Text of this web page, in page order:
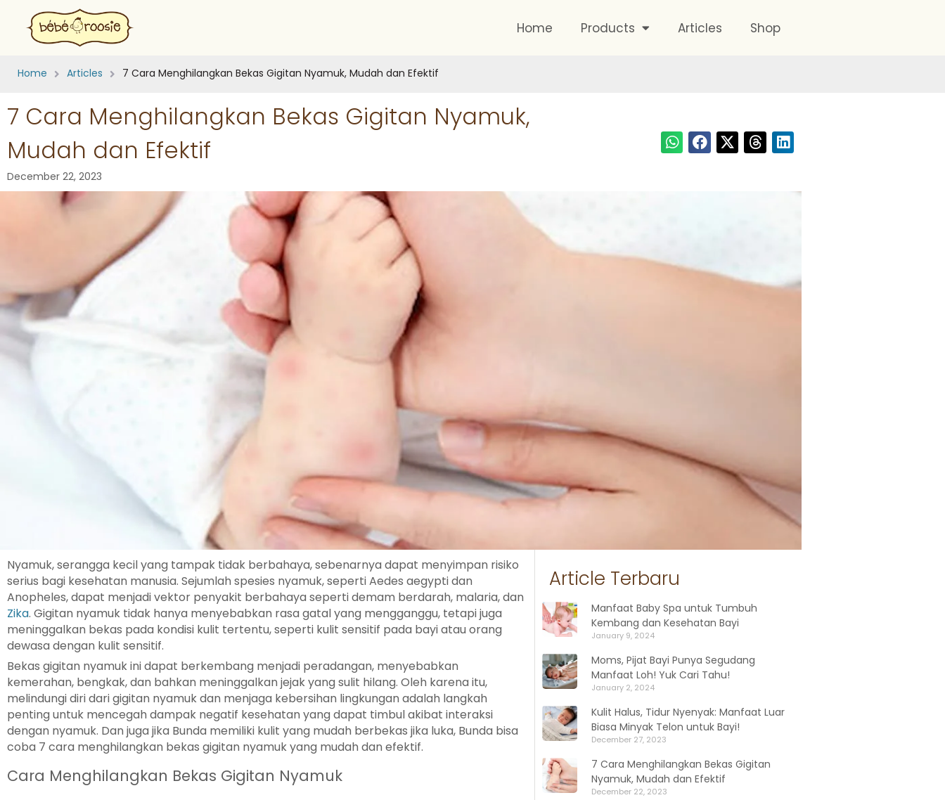
Home Products Articles Shop
Home Articles 7 Cara Menghilangkan Bekas Gigitan Nyamuk, Mudah dan Efektif
7 Cara Menghilangkan Bekas Gigitan Nyamuk,
Mudah dan Efektif
December 22, 2023
Nyamuk, serangga kecil yang tampak tidak berbahaya, sebenarnya dapat menyimpan risiko
serius bagi kesehatan manusia. Sejumlah spesies nyamuk, seperti Aedes aegypti dan
Anopheles, dapat menjadi vektor penyakit berbahaya seperti demam berdarah, malaria, dan
Zika. Gigitan nyamuk tidak hanya menyebabkan rasa gatal yang mengganggu, tetapi juga
meninggalkan bekas pada kondisi kulit tertentu, seperti kulit sensitif pada bayi atau orang
dewasa dengan kulit sensitif.
Bekas gigitan nyamuk ini dapat berkembang menjadi peradangan, menyebabkan
kemerahan, bengkak, dan bahkan meninggalkan jejak yang sulit hilang. Oleh karena itu,
melindungi diri dari gigitan nyamuk dan menjaga kebersihan lingkungan adalah langkah
penting untuk mencegah dampak negatif kesehatan yang dapat timbul akibat interaksi
dengan nyamuk. Dan juga jika Bunda memiliki kulit yang mudah berbekas jika luka, Bunda bisa
coba 7 cara menghilangkan bekas gigitan nyamuk yang mudah dan efektif.
Cara Menghilangkan Bekas Gigitan Nyamuk
Article Terbaru
Manfaat Baby Spa untuk Tumbuh
Kembang dan Kesehatan Bayi
January 9, 2024
Moms, Pijat Bayi Punya Segudang
Manfaat Loh! Yuk Cari Tahu!
January 2, 2024
Kulit Halus, Tidur Nyenyak: Manfaat Luar
Biasa Minyak Telon untuk Bayi!
December 27, 2023
7 Cara Menghilangkan Bekas Gigitan
Nyamuk, Mudah dan Efektif
December 22, 2023